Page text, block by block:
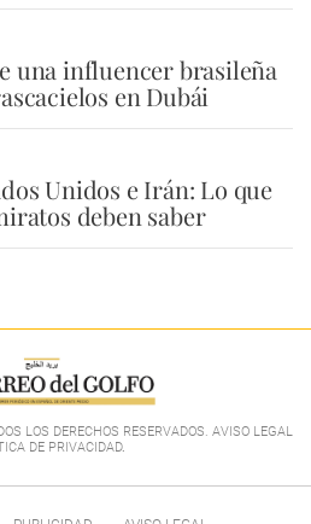
una influencer brasileña
en Dubái
Unidos e Irán: Lo que
deben saber
LOS DERECHOS RESERVADOS. AVISO LEGAL
DE PRIVACIDAD.